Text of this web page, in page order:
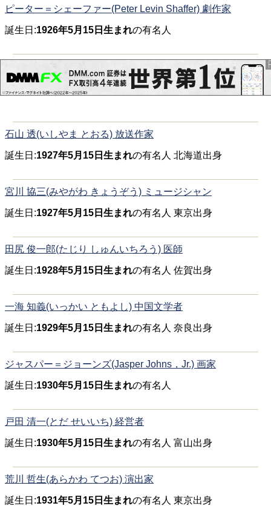
ピーター＝シェーファー(Peter Levin Shaffer) 劇作家
誕生日:1926年5月15日生まれの有名人
石山 透(いしやま とおる) 放送作家
誕生日:1927年5月15日生まれの有名人 北海道出身
宮川 協三(みやがわ きょうぞう) ミュージシャン
誕生日:1927年5月15日生まれの有名人 東京出身
田尻 俊一郎(たじり しゅんいちろう) 医師
誕生日:1928年5月15日生まれの有名人 佐賀出身
一海 知義(いっかい ともよし) 中国文学者
誕生日:1929年5月15日生まれの有名人 奈良出身
ジャスパー＝ジョーンズ(Jasper Johns，Jr.) 画家
誕生日:1930年5月15日生まれの有名人
戸田 清一(とだ せいいち) 経営者
誕生日:1930年5月15日生まれの有名人 富山出身
荒川 哲生(あらかわ てつお) 演出家
誕生日:1931年5月15日生まれの有名人 東京出身